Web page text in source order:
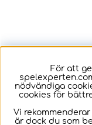
För att
nödvändiga
cookies för
Vi
är dock du som